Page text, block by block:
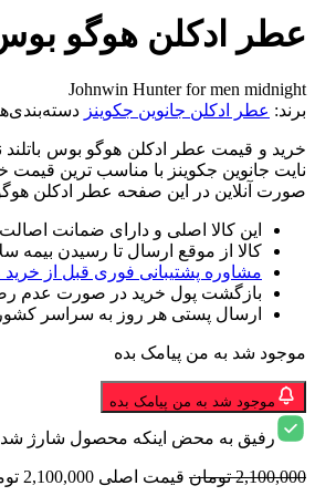
عطر ادکلن هوگو بوس
Johnwin Hunter for men midnight
برند: عطر ادکلن جانوین جکوینز
خرید و قیمت عطر ادکلن هوگو بوس باتلند
نایت جانوین جکوینز با مناسب ترین
صورت آنلاین در این صفحه عطر ادکلن
این کالا اصلی و دارای ضمانت
کالا از موقع ارسال تا رسیدن بیمه
مشاوره پشتیبانی فوری قبل از
بازگشت پول خرید در صورت عدم
ارسال پستی هر روز به سراسر کشور
موجود شد به من پیامک بده
موجود شد به من پیامک بده
رفیق به محض اینکه محصول شارژ شد
2,100,000 تومان قیمت اصلی 2,100,000 تومان بود.